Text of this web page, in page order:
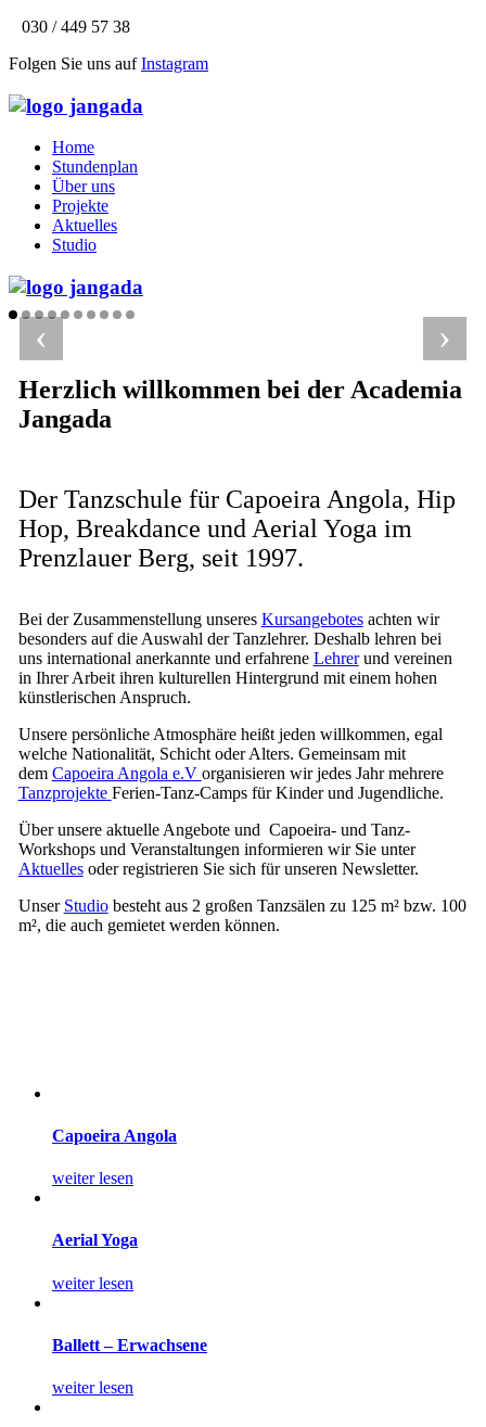
030 / 449 57 38
Folgen Sie uns aufInstagram
Home
Stundenplan
Über uns
Projekte
Aktuelles
Studio
›
‹
Herzlich willkommen bei der Academia
Jangada
Der Tanzschule für Capoeira Angola, Hip
Hop, Breakdance und Aerial Yoga im
Prenzlauer Berg, seit 1997.
Bei der Zusammenstellung unseres Kursangebotesachten wir
besonders auf die Auswahl der Tanzlehrer. Deshalb lehren bei
uns international anerkannte und erfahrene Lehrerund vereinen
in Ihrer Arbeit ihren kulturellen Hintergrund mit einem hohen
künstlerischen Anspruch.
Unsere persönliche Atmosphäre heißt jeden willkommen, egal
welche Nationalität, Schicht oder Alters. Gemeinsam mit
dem Capoeira Angola e.V organisieren wir jedes Jahr mehrere
Tanzprojekte Ferien-Tanz-Camps für Kinder und Jugendliche.
Über unsere aktuelle Angebote und Capoeira- und Tanz-
Workshops und Veranstaltungen informieren wir Sie unter
Aktuellesoder registrieren Sie sich für unseren Newsletter.
Unser Studiobesteht aus 2 großen Tanzsälen zu 125 m² bzw. 100
m², die auch gemietet werden können.
Capoeira Angola
weiter lesen
Aerial Yoga
weiter lesen
Ballett – Erwachsene
weiter lesen